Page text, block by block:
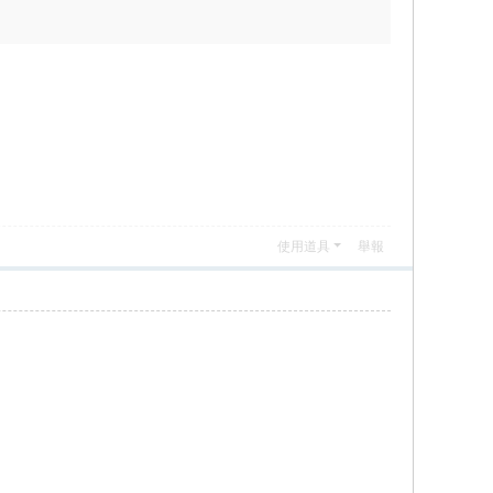
使用道具 舉報